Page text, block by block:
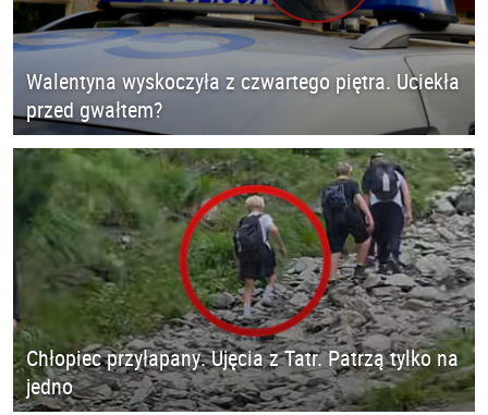
Walentyna wyskoczyła z czwartego piętra. Uciekła
przed gwałtem?
Chłopiec przyłapany. Ujęcia z Tatr. Patrzą tylko na
jedno